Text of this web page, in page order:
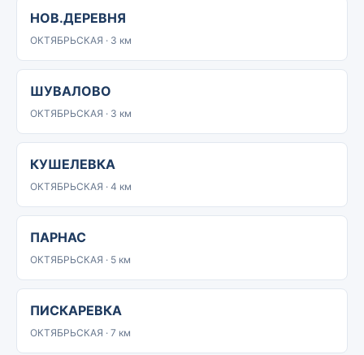
НОВ.ДЕРЕВНЯ
ОКТЯБРЬСКАЯ · 3 км
ШУВАЛОВО
ОКТЯБРЬСКАЯ · 3 км
КУШЕЛЕВКА
ОКТЯБРЬСКАЯ · 4 км
ПАРНАС
ОКТЯБРЬСКАЯ · 5 км
ПИСКАРЕВКА
ОКТЯБРЬСКАЯ · 7 км